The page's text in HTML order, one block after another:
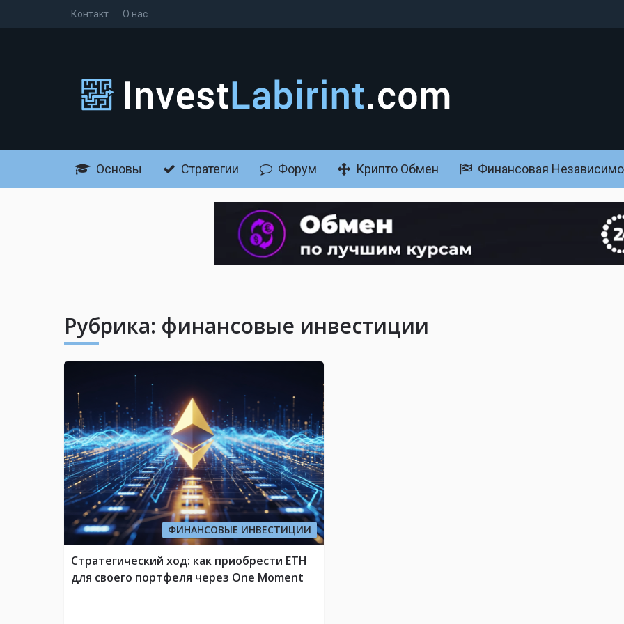
Контакт О нас
Основы Стратегии Форум Крипто Обмен Финансовая
Рубрика: финансовые инвестиции
ФИНАНСОВЫЕ ИНВЕСТИЦИИ
Стратегический ход: как приобрести ETH
для своего портфеля через One Moment